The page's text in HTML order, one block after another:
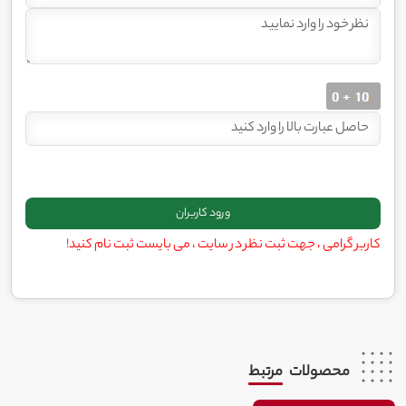
کاربر گرامی ، جهت ثبت نظر در سایت ، می بایست ثبت نام کنید!
محصولات مرتبط